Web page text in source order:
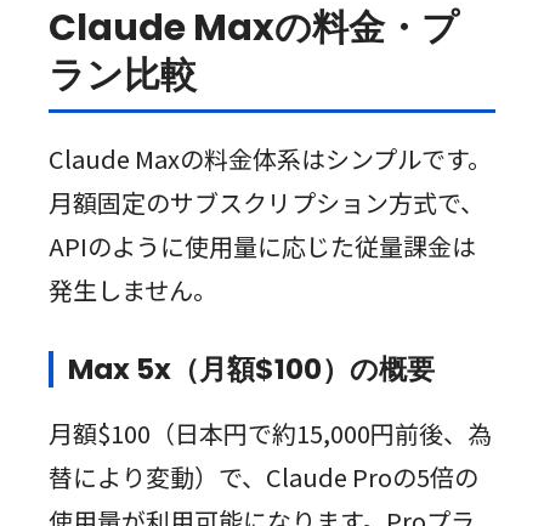
Claude Maxの料金・プ
ラン比較
Claude Maxの料金体系はシンプルです。
月額固定のサブスクリプション方式で、
APIのように使用量に応じた従量課金は
発生しません。
Max 5x（月額$100）の概要
月額$100（日本円で約15,000円前後、為
替により変動）で、Claude Proの5倍の